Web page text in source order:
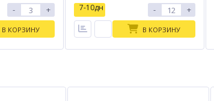
- +
В КОРЗИНУ
7-10дн - +
В КОРЗИНУ